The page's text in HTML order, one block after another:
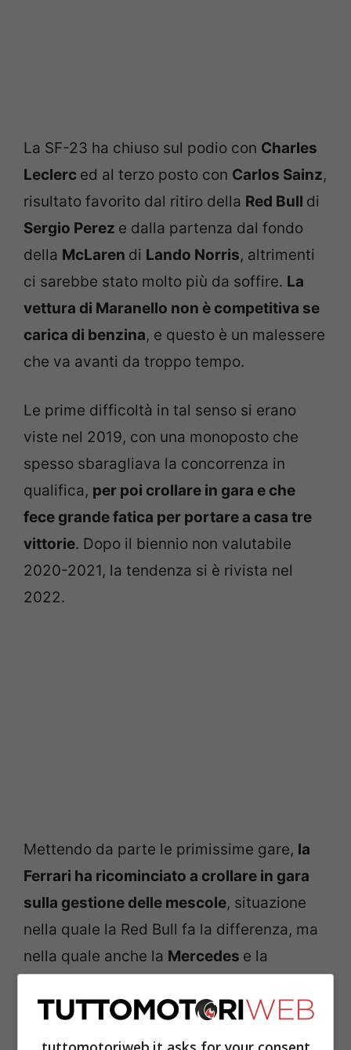
La SF-23 ha chiuso sul podio con Charles
Leclerc ed al terzo posto con Carlos Sainz,
risultato favorito dal ritiro della Red Bull di
Sergio Perez e dalla partenza dal fondo
della McLaren di Lando Norris, altrimenti
ci sarebbe stato molto più da soffire. La
vettura di Maranello non è competitiva se
carica di benzina, e questo è un malessere
che va avanti da troppo tempo.
Le prime difficoltà in tal senso si erano
viste nel 2019, con una monoposto che
spesso sbaragliava la concorrenza in
qualifica, per poi crollare in gara e che
fece grande fatica per portare a casa tre
vittorie. Dopo il biennio non valutabile
2020-2021, la tendenza si è rivista nel
2022.
Mettendo da parte le primissime gare, la
Ferrari ha ricominciato a crollare in gara
sulla gestione delle mescole, situazione
nella quale la Red Bull fa la differenza, ma
nella quale anche la Mercedes e la
Messico si è verificato anche un altro